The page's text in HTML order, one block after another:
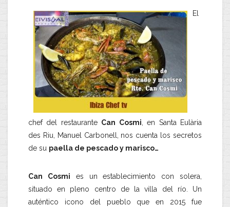
El
chef del restaurante Can Cosmi , en Santa Eulària
des Riu, Manuel Carbonell, nos cuenta los secretos
de su paella de pescado y marisco…
Can Cosmi es un establecimiento con solera,
situado en pleno centro de la villa del río. Un
auténtico icono del pueblo que en 2015 fue